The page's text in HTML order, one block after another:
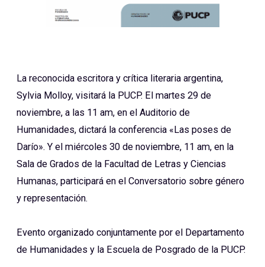
La reconocida escritora y crítica literaria argentina,
Sylvia Molloy, visitará la PUCP. El martes 29 de
noviembre, a las 11 am, en el Auditorio de
Humanidades, dictará la conferencia «Las poses de
Darío». Y el miércoles 30 de noviembre, 11 am, en la
Sala de Grados de la Facultad de Letras y Ciencias
Humanas, participará en el Conversatorio sobre género
y representación.
Evento organizado conjuntamente por el Departamento
de Humanidades y la Escuela de Posgrado de la PUCP.